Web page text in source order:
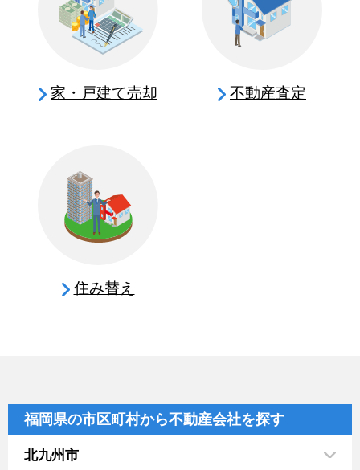
家・戸建て売却 不動産査定
住み替え
福岡県の市区町村から不動産会社を探す
北九州市